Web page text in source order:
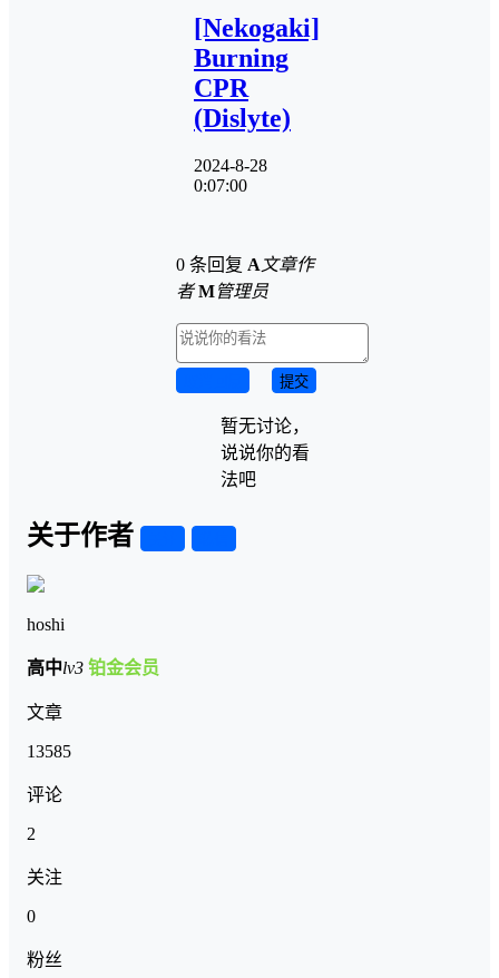
[Nekogaki]
Burning
CPR
(Dislyte)
2024-8-28
0:07:00
0 条回复 A 文章作
者 M管理员
提交
暂无讨论，
说说你的看
法吧
关于作者
hoshi
高中lv3 铂金会员
文章
13585
评论
2
关注
0
粉丝